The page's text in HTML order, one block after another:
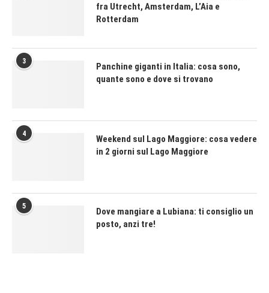
fra Utrecht, Amsterdam, L’Aia e
Rotterdam
3
Panchine giganti in Italia: cosa sono,
quante sono e dove si trovano
4
Weekend sul Lago Maggiore: cosa vedere
in 2 giorni sul Lago Maggiore
5
Dove mangiare a Lubiana: ti consiglio un
posto, anzi tre!